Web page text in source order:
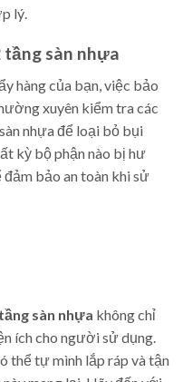
lý.
tầng sàn nhựa
hàng của bạn, việc bảo
xuyên kiểm tra các
nhựa để loại bỏ bụi
kỳ bộ phận nào bị hư
bảo an toàn khi sử
sàn nhựa không chỉ
ích cho người sử dụng.
thể tự mình lắp ráp và tận